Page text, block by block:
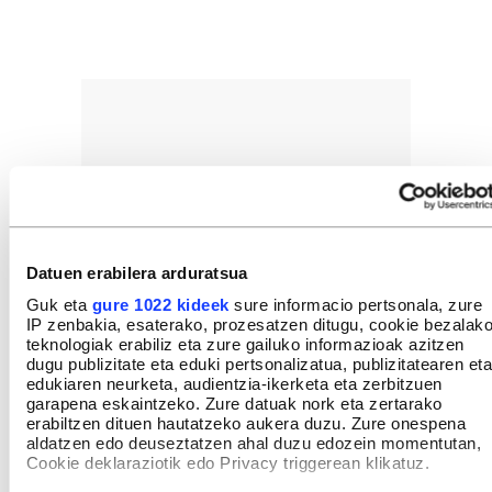
Datuen erabilera arduratsua
Guk eta gure 1022 kideek sure informacio pertsonala, zure
IP zenbakia, esaterako, prozesatzen ditugu, cookie bezalako
teknologiak erabiliz eta zure gailuko informazioak azitzen
dugu publizitate eta eduki pertsonalizatua, publizitatearen eta
edukiaren neurketa, audientzia-ikerketa eta zerbitzuen
garapena eskaintzeko. Zure datuak nork eta zertarako
erabiltzen dituen hautatzeko aukera duzu. Zure onespena
aldatzen edo deuseztatzen ahal duzu edozein momentutan,
Cookie deklaraziotik edo Privacy triggerean klikatuz.